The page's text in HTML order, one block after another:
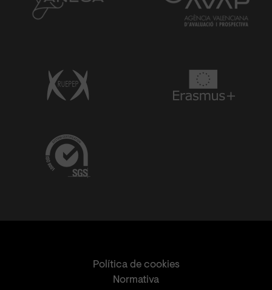
Política de cookies
Normativa